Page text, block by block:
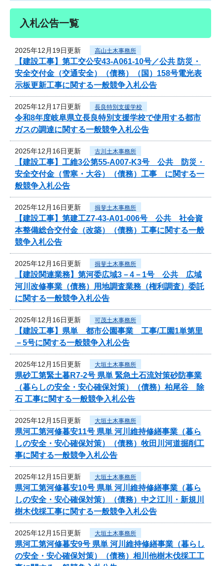
入札公告一覧
2025年12月19日更新 高山土木事務所
【建設工事】第工交公安43-A061-10号／公共 防災・
安全交付金（交通安全）（債務）（国）158号電光表
示板更新工事に関する一般競争入札公告
2025年12月17日更新 長良特別支援学校
令和8年度岐阜県立長良特別支援学校で使用する都市
ガスの調達に関する一般競争入札公告
2025年12月16日更新 古川土木事務所
【建設工事】工維3公第55-A007-K3号 公共 防災・
安全交付金（雪寒・大谷）（債務）工事 に関する一
般競争入札公告
2025年12月16日更新 揖斐土木事務所
【建設工事】第建工Z7-43-A01-006号 公共 社会資
本整備総合交付金（改築）（債務）工事に関する一般
競争入札公告
2025年12月16日更新 揖斐土木事務所
【建設関連業務】第河委広域3－4－1号 公共 広域
河川改修事業（債務）用地調査業務（権利調査）委託
に関する一般競争入札公告
2025年12月16日更新 可茂土木事務所
【建設工事】県単 都市公園事業 工事/工園1単第里
－5号に関する一般競争入札公告
2025年12月15日更新 大垣土木事務所
県砂工第緊土暮R7-2号 県単 緊急土石流対策砂防事業
（暮らしの安全・安心確保対策）（債務）柏尾谷 除
石 工事に関する一般競争入札公告
2025年12月15日更新 大垣土木事務所
県河工第河修暮安11号 県単 河川維持修繕事業（暮ら
しの安全・安心確保対策）（債務）牧田川河道掘削工
事に関する一般競争入札公告
2025年12月15日更新 大垣土木事務所
県河工第河修暮安10号 県単 河川維持修繕事業（暮ら
しの安全・安心確保対策）（債務）中之江川・新規川
樹木伐採工事に関する一般競争入札公告
2025年12月15日更新 大垣土木事務所
県河工第河修暮安9号 県単 河川維持修繕事業（暮らし
の安全・安心確保対策）（債務）相川他樹木伐採工工